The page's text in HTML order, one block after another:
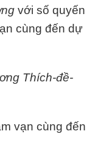
với số quyến
cùng đến dự
Thích-đề-
vạn cùng đến